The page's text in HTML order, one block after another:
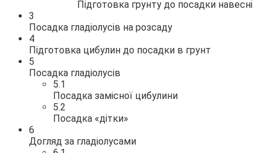
Підготовка грунту до посадки навесні
3
Посадка гладіолусів на розсаду
4
Підготовка цибулин до посадки в грунт
5
Посадка гладіолусів
5.1
Посадка замісної цибулини
5.2
Посадка «дітки»
6
Догляд за гладіолусами